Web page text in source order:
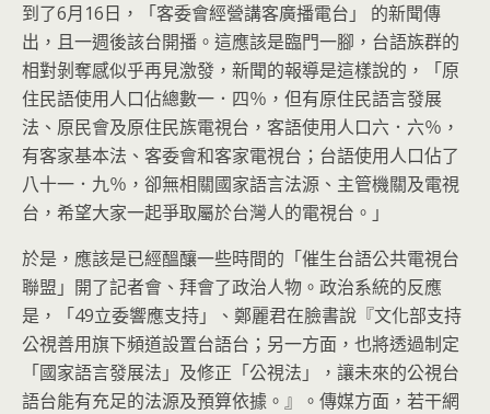
到了6月16日，「客委會經營講客廣播電台」 的新聞傳
出，且一週後該台開播。這應該是臨門一腳，台語族群的
相對剝奪感似乎再見激發，新聞的報導是這樣說的，「原
住民語使用人口佔總數一．四％，但有原住民語言發展
法、原民會及原住民族電視台，客語使用人口六．六％，
有客家基本法、客委會和客家電視台；台語使用人口佔了
八十一．九％，卻無相關國家語言法源、主管機關及電視
台，希望大家一起爭取屬於台灣人的電視台。」
於是，應該是已經醞釀一些時間的「催生台語公共電視台
聯盟」開了記者會、拜會了政治人物。政治系統的反應
是，「49立委響應支持」、鄭麗君在臉書說『文化部支持
公視善用旗下頻道設置台語台；另一方面，也將透過制定
「國家語言發展法」及修正「公視法」，讓未來的公視台
語台能有充足的法源及預算依據。』。傳媒方面，若干網